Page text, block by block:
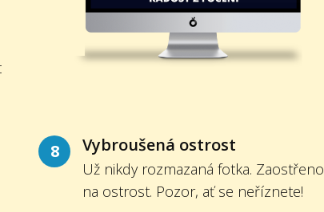
8 Vybroušená ostrost
Už nikdy rozmazaná fotka. Zaostřeno
na ostrost. Pozor, ať se neříznete!